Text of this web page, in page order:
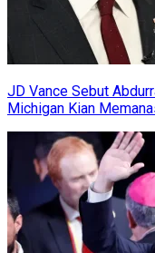
JD Vance Sebut
Michigan Kian